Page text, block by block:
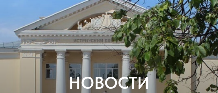
НОВОСТИ